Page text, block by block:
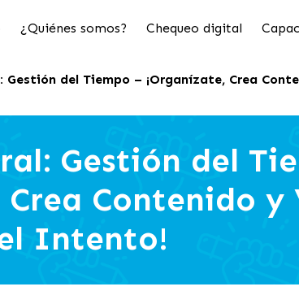
¿Quiénes somos? Chequeo digital
Gestión del Tiempo – ¡Organízate, Crea
Gestión del
Contenido y
Intento!